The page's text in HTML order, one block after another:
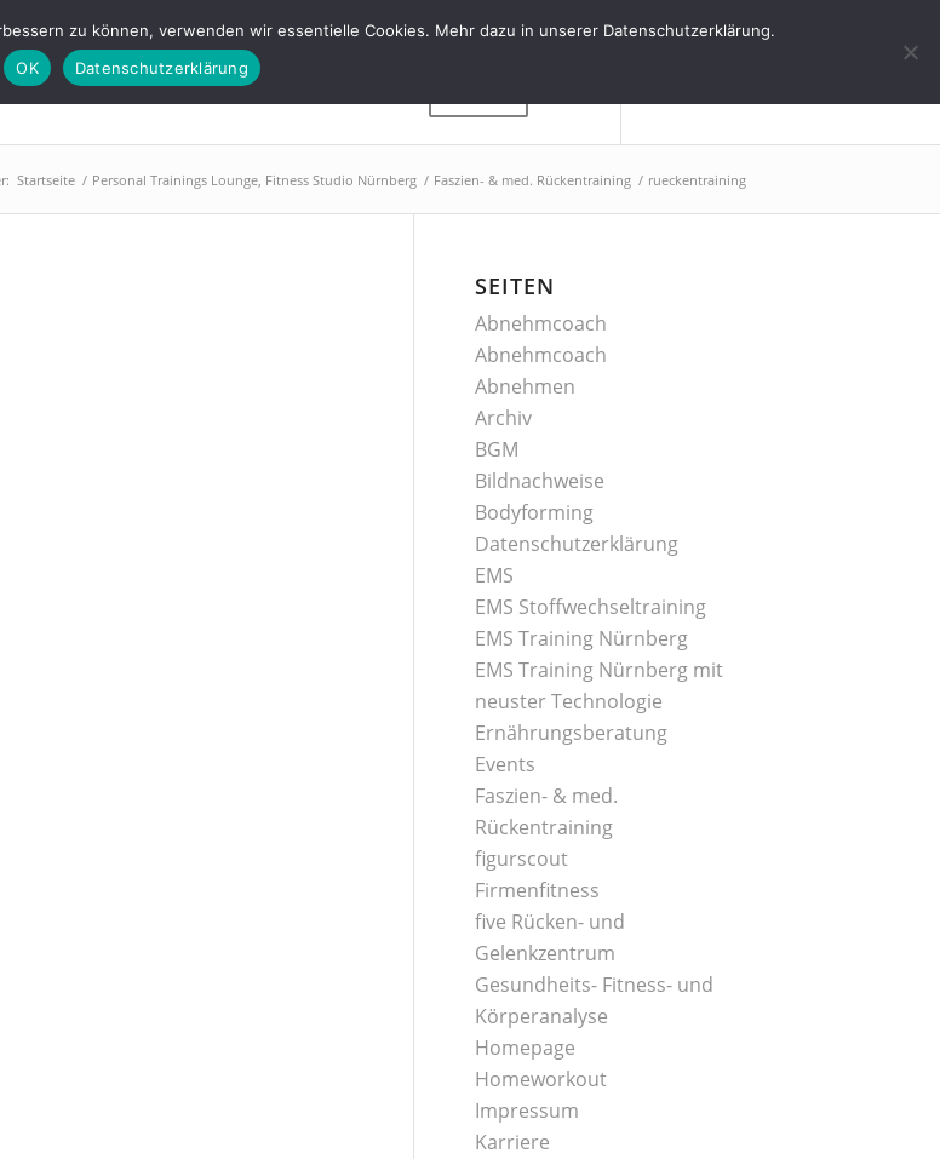
Training Abnehmen BGM
Startseite / Personal Trainings Lounge, Fitness Studio Nürnberg / Faszien- & med. Rückentraining / rueckentraining
SEITEN
Abnehmcoach
Abnehmcoach
Abnehmen
Archiv
BGM
Bildnachweise
Bodyforming
Datenschutzerklärung
EMS
EMS Stoffwechseltraining
EMS Training Nürnberg
EMS Training Nürnberg mit
neuster Technologie
Ernährungsberatung
Events
Faszien- & med.
Rückentraining
figurscout
Firmenfitness
five Rücken- und
Gelenkzentrum
Gesundheits- Fitness- und
Körperanalyse
Homepage
Homeworkout
Impressum
Karriere
zu können, verwenden wir essentielle Cookies. Mehr dazu in unserer Datenschutzerklärung.
OK
Datenschutzerklärung